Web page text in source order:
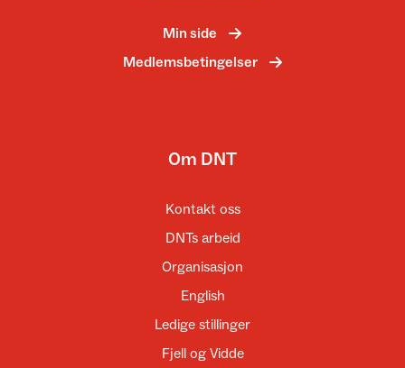
Min side
Medlemsbetingelser
Om DNT
Kontakt oss
DNTs arbeid
Organisasjon
English
Ledige stillinger
Fjell og Vidde